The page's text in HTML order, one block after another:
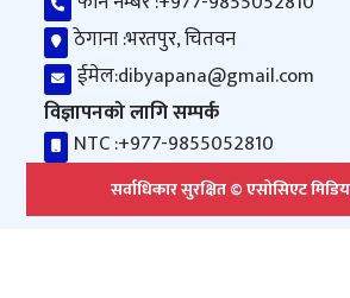
ठेगाना :भरतपुर, चितवन
ईमेल:dibyapana@gmail.com
विज्ञापनको लागि सम्पर्क
NTC :+977-9855052810
सर्वाधिकार सुरक्षित © एसोसिएट